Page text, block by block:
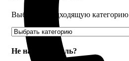
Выберите подходящую категорию
Не нашли деталь?